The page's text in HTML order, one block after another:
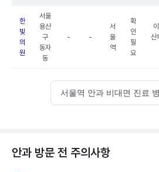
한
빛
의
원
서울
용산
구
동자
동
- -
서
울
역
확
인
필
요
산
서울역 안과 비대면 진료
안과 방문 전 주의사항